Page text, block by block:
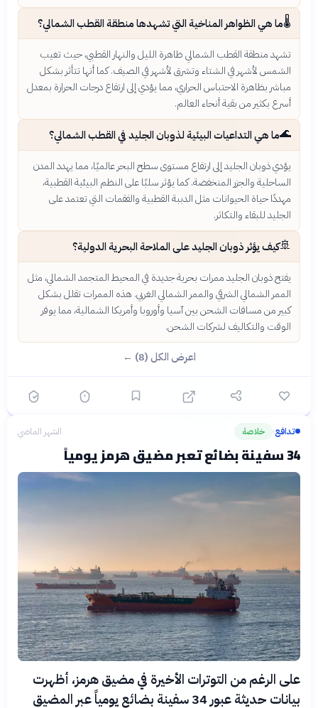
🌡️ما هي الظواهر المناخية التي تشهدها منطقة القطب الشمالي؟
تشهد منطقة القطب الشمالي ظاهرة الليل والنهار القطبي، حيث تغيب
الشمس لأشهر في الشتاء وتشرق لأشهر في الصيف. كما أنها تتأثر بشكل
مباشر بظاهرة الاحتباس الحراري، مما يؤدي إلى ارتفاع درجات الحرارة بمعدل
أسرع بكثير من بقية أنحاء العالم.
🌊ما هي التداعيات البيئية لذوبان الجليد في القطب الشمالي؟
يؤدي ذوبان الجليد إلى ارتفاع مستوى سطح البحر عالميًا، مما يهدد المدن
الساحلية والجزر المنخفضة. كما يؤثر سلبًا على النظم البيئية القطبية،
مهددًا حياة الحيوانات مثل الدببة القطبية والفقمات التي تعتمد على
الجليد للبقاء والتكاثر.
🚢كيف يؤثر ذوبان الجليد على الملاحة البحرية الدولية؟
يفتح ذوبان الجليد ممرات بحرية جديدة في المحيط المتجمد الشمالي، مثل
الممر الشمالي الشرقي والممر الشمالي الغربي. هذه الممرات تقلل بشكل
كبير من مسافات الشحن بين آسيا وأوروبا وأمريكا الشمالية، مما يوفر
الوقت والتكاليف لشركات الشحن.
اعرض الكل (8) ←
تدافع› خلاصة الشهر الماضي
34 سفينة بضائع تعبر مضيق هرمز يومياً
على الرغم من التوترات الأخيرة في مضيق هرمز، أظهرت
بيانات حديثة عبور 34 سفينة بضائع يومياً عبر المضيق